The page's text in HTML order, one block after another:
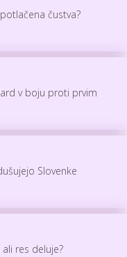
čustva?
v boju proti prvim
Slovenke
res deluje?